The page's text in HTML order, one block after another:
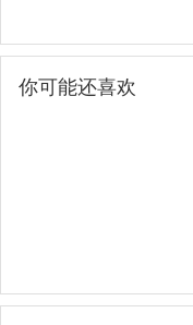
你可能还喜欢